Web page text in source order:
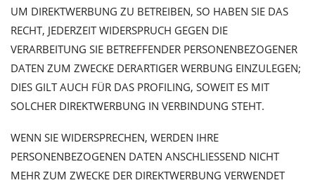
UM DIREKTWERBUNG ZU BETREIBEN, SO HABEN SIE DAS
RECHT, JEDERZEIT WIDERSPRUCH GEGEN DIE
VERARBEITUNG SIE BETREFFENDER PERSONENBEZOGENER
DATEN ZUM ZWECKE DERARTIGER WERBUNG EINZULEGEN;
DIES GILT AUCH FÜR DAS PROFILING, SOWEIT ES MIT
SOLCHER DIREKTWERBUNG IN VERBINDUNG STEHT.
WENN SIE WIDERSPRECHEN, WERDEN IHRE
PERSONENBEZOGENEN DATEN ANSCHLIESSEND NICHT
MEHR ZUM ZWECKE DER DIREKTWERBUNG VERWENDET